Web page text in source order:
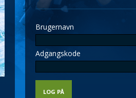
Brugernavn
Adgangskode